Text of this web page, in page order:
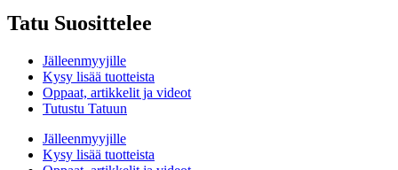
Tatu Suosittelee
Jälleenmyyjille
Kysy lisää tuotteista
Oppaat, artikkelit ja videot
Tutustu Tatuun
Jälleenmyyjille
Kysy lisää tuotteista